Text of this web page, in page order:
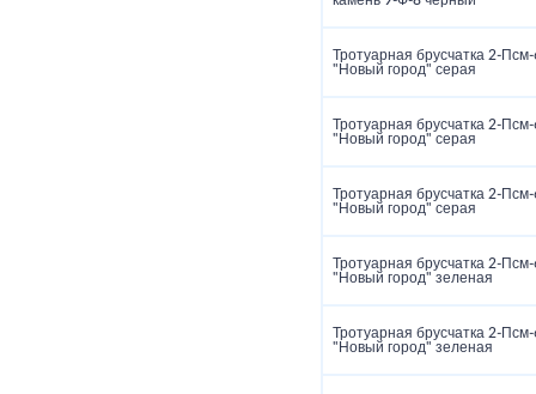
Тротуарная брусчатка
"Новый город" серая
Тротуарная брусчатка
"Новый город" серая
Тротуарная брусчатка
"Новый город" серая
Тротуарная брусчатка
"Новый город" зеленая
Тротуарная брусчатка
"Новый город" зеленая